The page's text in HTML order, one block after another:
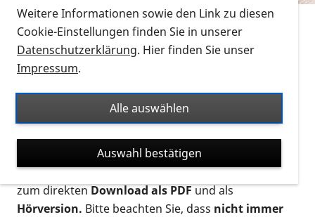
Thema Infomaterial auf der PRO RETINA-Website
für blinde und sehbehinderte Menschen an.
Auf dieser Seite finden Sie sämtliches Infomaterial
Ort. Nutzen Sie den Formatfilter, um ausschließlich
nach Flyern und Broschüren, Audios oder Videos zu
suchen. Die meisten Flyer und Broschüren werden in
verschiedenen Formaten angeboten: zur
postalischen Bestellung als gedruckte Variante
zum direktenDownload als PDFund als
Hörversion. Bitte beachten Sie, dass nicht immer
Weitere Informationen sowie den Link zu diesen
Cookie-Einstellungen finden Sie in unserer
Datenschutzerklärung. Hier finden Sie unser
Impressum.
Alle auswählen
Auswahl bestätigen